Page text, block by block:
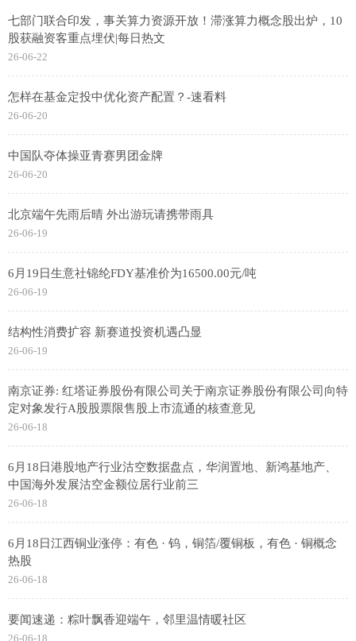
七部门联合印发，事关算力资源开放！滞涨算力概念股出炉，10
股获融资客重点埋伏|每日热文
26-06-22
怎样在基金定投中优化资产配置？-速看料
26-06-20
中国队夺体操亚青赛男团金牌
26-06-20
北京端午先雨后晴 外出游玩请携带雨具
26-06-19
6月19日生意社锦纶FDY基准价为16500.00元/吨
26-06-19
结构性消费扩容 新赛道投资机遇凸显
26-06-19
南京证券: 红塔证券股份有限公司关于南京证券股份有限公司向特
定对象发行A股股票限售股上市流通的核查意见
26-06-18
6月18日港股地产行业沽空数据盘点，华润置地、新鸿基地产、
中国海外发展沽空金额位居行业前三
26-06-18
6月18日江西铜业涨停：有色 · 钨，铜箔/覆铜板，有色 · 铜概念
热股
26-06-18
要闻速递：粽叶飘香迎端午，邻里温情暖社区
26-06-18